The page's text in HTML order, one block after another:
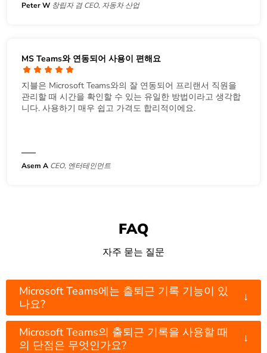
Peter W 창립자 겸 CEO, 자동차 산업
MS Teams와 연동되어 사용이 편해요
지블은 Microsoft Teams와의 잘 연동되어 프리랜서 직원을
관리할 때 시간을 확인할 수 있는 유일한 방법이라고 생각합
니다. 사용하기 매우 쉽고 가격도 합리적이에요.
Asem A CEO, 엔터테인먼트
FAQ
자주 묻는 질문
Microsoft Teams에는 출퇴근 기록 기능이 있
나요?
↓
Microsoft Teams의 출퇴근 기록을 사용할 때
의 단점은 무엇인가요?
↓